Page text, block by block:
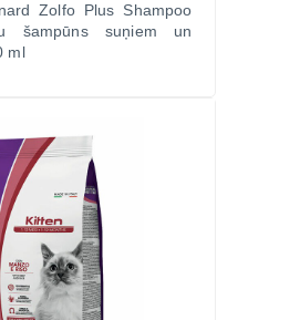
Zolfo Plus Shampoo
šampūns suņiem un
ml